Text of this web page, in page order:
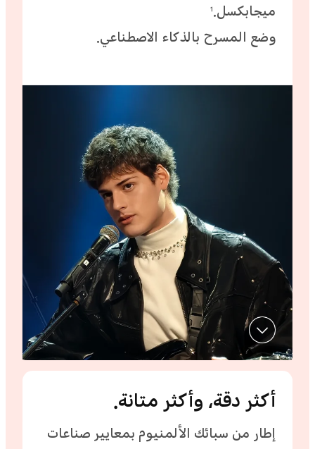
ميجابكسل.1
وضع المسرح بالذكاء الاصطناعي.
أكثر دقة، وأكثر متانة.
‏‫إطار من سبائك الألمنيوم بمعايير صناعات